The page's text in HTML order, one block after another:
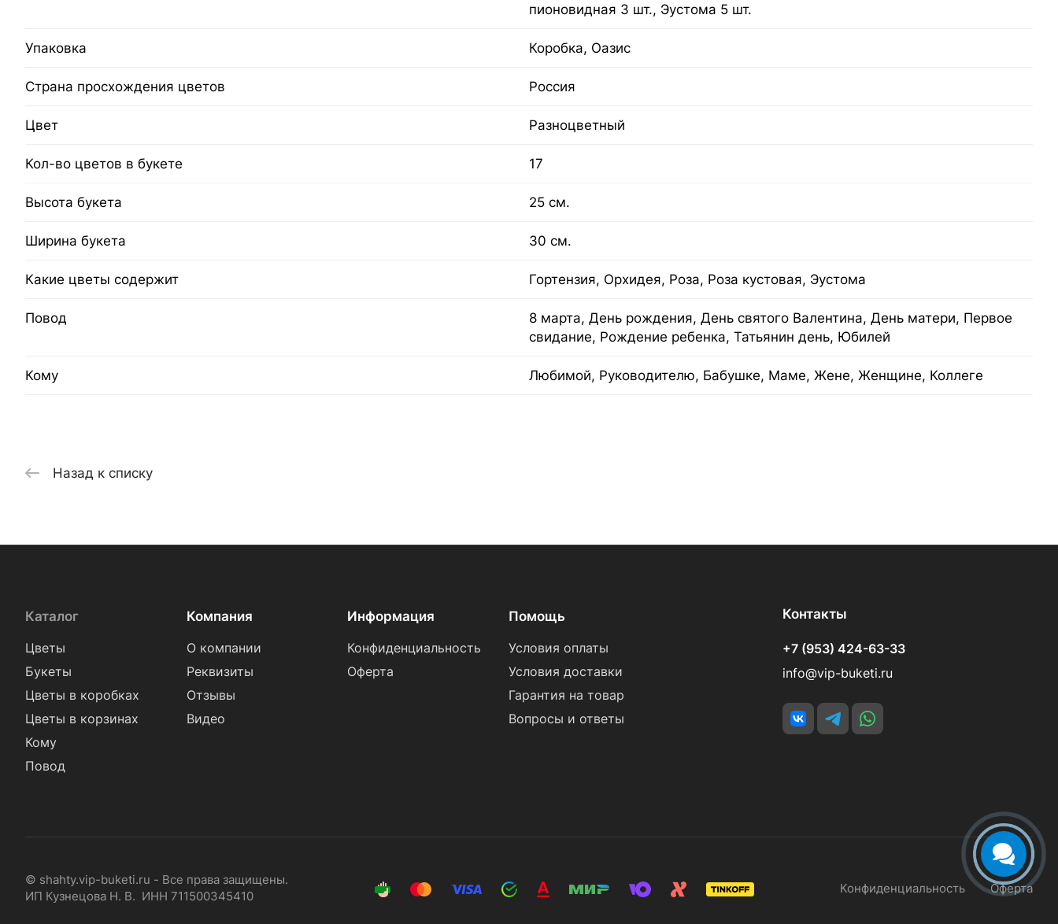
пионовидная 3 шт., Эустома 5 шт.
Упаковка Коробка, Оазис
Страна просхождения цветов Россия
Цвет Разноцветный
Кол-во цветов в букете 17
Высота букета 25 см.
Ширина букета 30 см.
Какие цветы содержит Гортензия, Орхидея, Роза, Роза кустовая, Эустома
Повод
8 марта, День рождения, День святого Валентина, День матери, Первое
свидание, Рождение ребенка, Татьянин день, Юбилей
Кому Любимой, Руководителю, Бабушке, Маме, Жене, Женщине, Коллеге
Назад к списку
Каталог
Цветы
Букеты
Цветы в коробках
Цветы в корзинах
Кому
Повод
Компания
О компании
Реквизиты
Отзывы
Видео
Информация
Конфиденциальность
Оферта
Помощь
Условия оплаты
Условия доставки
Гарантия на товар
Вопросы и ответы
Контакты
+7 (953) 424-63-33
info@vip-buketi.ru
© shahty.vip-buketi.ru - Все права защищены.
ИП Кузнецова Н. В. ИНН 711500345410
Конфиденциальность Оферта